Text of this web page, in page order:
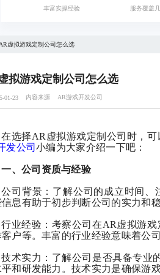
丰富实操经验
服务覆盖
AR虚拟游戏定制公司怎么选
拟游戏定制公司怎么选
01-23 内容来源 AR游戏开发公司
在选择AR虚拟游戏定制公司时，
发公司小编为大家介绍一下吧 ：
一、公司资质与经验
公司背景：了解公司的成立时间
息有助于初步判断公司的实力和
行业经验：考察公司在AR虚拟游
户等。丰富的行业经验意味着公
技术实力：了解公司是否具备专业
和研发能力。技术实力是确保游